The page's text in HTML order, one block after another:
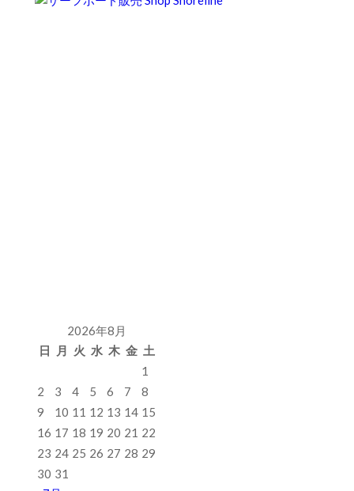
2026年8月
日
月 火 水 木 金 土
1
2
3 4 5 6 7
8
9
10 11 12 13 14 15
16 17 18 19 20 21 22
23 24 25 26 27 28 29
30 31